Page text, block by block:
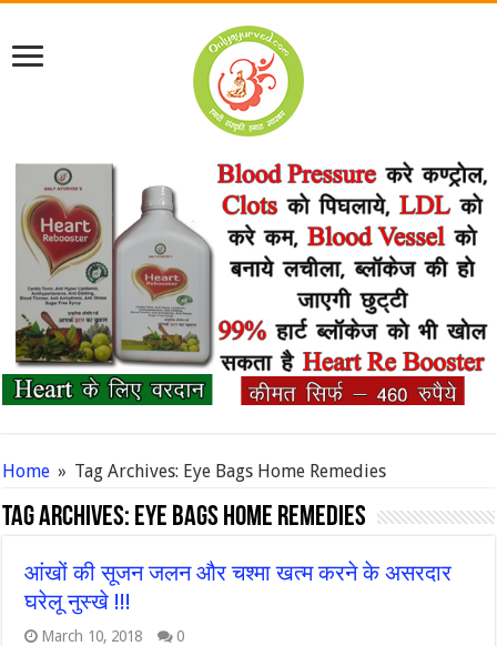
Home » Tag Archives: Eye Bags Home Remedies
Tag Archives: Eye Bags Home Remedies
आंखों की सूजन जलन और चश्मा खत्म करने के असरदार
घरेलू नुस्खे !!!
March 10, 2018 0